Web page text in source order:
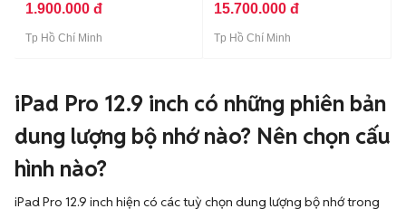
1.900.000 đ
Tp Hồ Chí Minh
15.700.000 đ
Tp Hồ Chí Minh
iPad Pro 12.9 inch có những phiên bản
dung lượng bộ nhớ nào? Nên chọn cấu
hình nào?
iPad Pro 12.9 inch hiện có các tuỳ chọn dung lượng bộ nhớ trong